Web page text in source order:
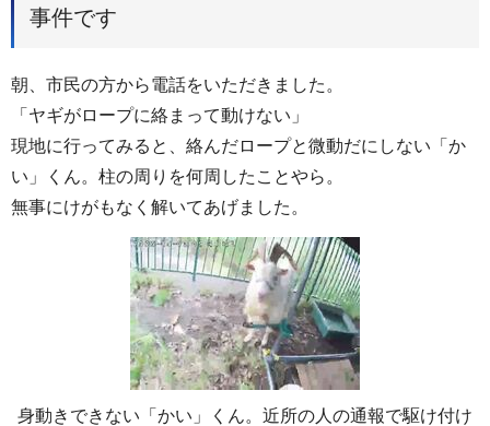
事件です
朝、市民の方から電話をいただきました。
「ヤギがロープに絡まって動けない」
現地に行ってみると、絡んだロープと微動だにしない「か
い」くん。柱の周りを何周したことやら。
無事にけがもなく解いてあげました。
身動きできない「かい」くん。近所の人の通報で駆け付け